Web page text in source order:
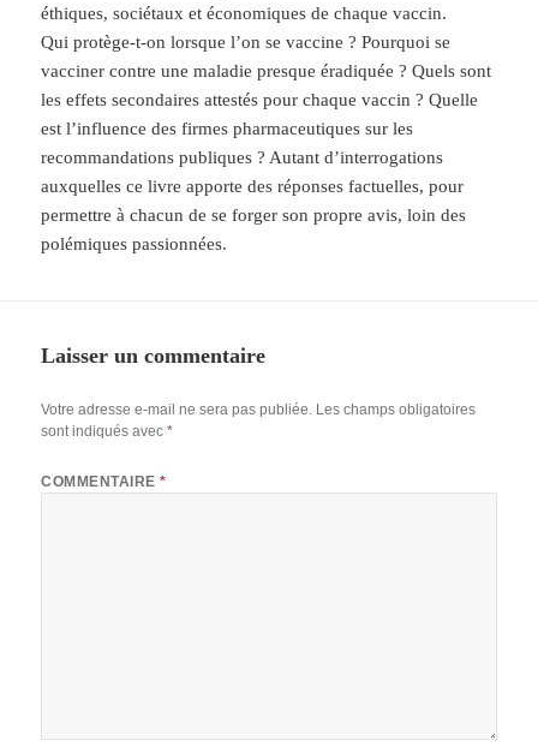
éthiques, sociétaux et économiques de chaque vaccin.
Qui protège-t-on lorsque l’on se vaccine ? Pourquoi se
vacciner contre une maladie presque éradiquée ? Quels sont
les effets secondaires attestés pour chaque vaccin ? Quelle
est l’influence des firmes pharmaceutiques sur les
recommandations publiques ? Autant d’interrogations
auxquelles ce livre apporte des réponses factuelles, pour
permettre à chacun de se forger son propre avis, loin des
polémiques passionnées.
Laisser un commentaire
Votre adresse e-mail ne sera pas publiée. Les champs obligatoires
sont indiqués avec*
COMMENTAIRE*